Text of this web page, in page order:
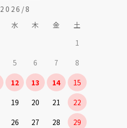
2026/8
水 木 金
土
1
5 6 7
8
12 13 14
15
19 20 21
22
26 27 28
29